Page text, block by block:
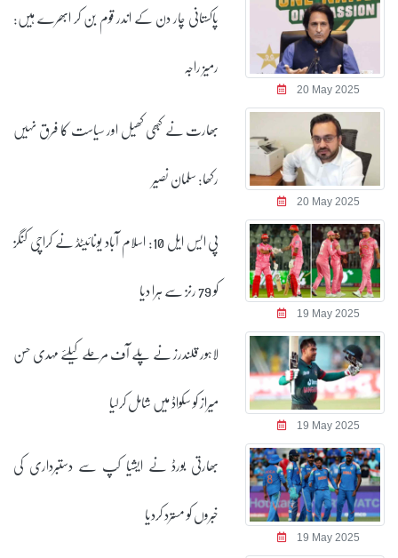
20 May 2025
پاکستانی چار دن کے اندر قوم بن کر ابھرے ہیں:
رمیز راجہ
20 May 2025
بھارت نے کبھی کھیل اور سیاست کا فرق نہیں
رکھا: سلمان نصیر
19 May 2025
پی ایس ایل 10: اسلام آباد یونائیٹڈ نے کراچی کنگز
کو 79 رنز سے ہرا دیا
19 May 2025
لاہور قلندرز نے پلے آف مرحلے کیلئے مہدی حسن
میراز کو سکواڈ میں شامل کرلیا
19 May 2025
بھارتی بورڈ نے ایشیا کپ سے دستبرداری کی
خبروں کو مسترد کردیا